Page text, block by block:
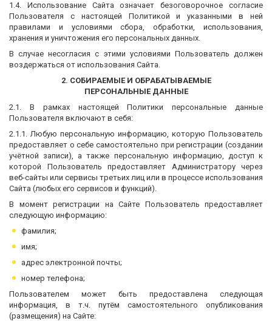
1.4. Использование Сайта означает безоговорочное согласие
Пользователя с настоящей Политикой и указанными в ней
правилами и условиями сбора, обработки, использования,
хранения и уничтожения его персональных данных.
В случае несогласия с этими условиями Пользователь должен
воздержаться от использования Сайта.
2. СОБИРАЕМЫЕ И ОБРАБАТЫВАЕМЫЕ
ПЕРСОНАЛЬНЫЕ ДАННЫЕ
2.1. В рамках настоящей Политики персональные данные
Пользователя включают в себя:
2.1.1. Любую персональную информацию, которую Пользователь
предоставляет о себе самостоятельно при регистрации (создании
учётной записи), а также персональную информацию, доступ к
которой Пользователь предоставляет Администратору через
веб-сайты или сервисы третьих лиц или в процессе использования
Сайта (любых его сервисов и функций).
В момент регистрации на Сайте Пользователь предоставляет
следующую информацию:
фамилия;
имя;
адрес электронной почты;
номер телефона;
Пользователем может быть предоставлена следующая
информация, в т.ч. путём самостоятельного опубликования
(размещения) на Сайте: